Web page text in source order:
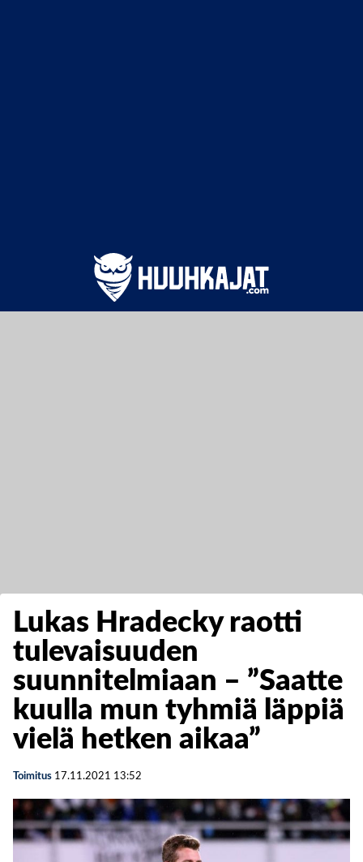
Lukas Hradecky raotti
tulevaisuuden
suunnitelmiaan – ”Saatte
kuulla mun tyhmiä läppiä
vielä hetken aikaa”
Toimitus 17.11.2021 13:52